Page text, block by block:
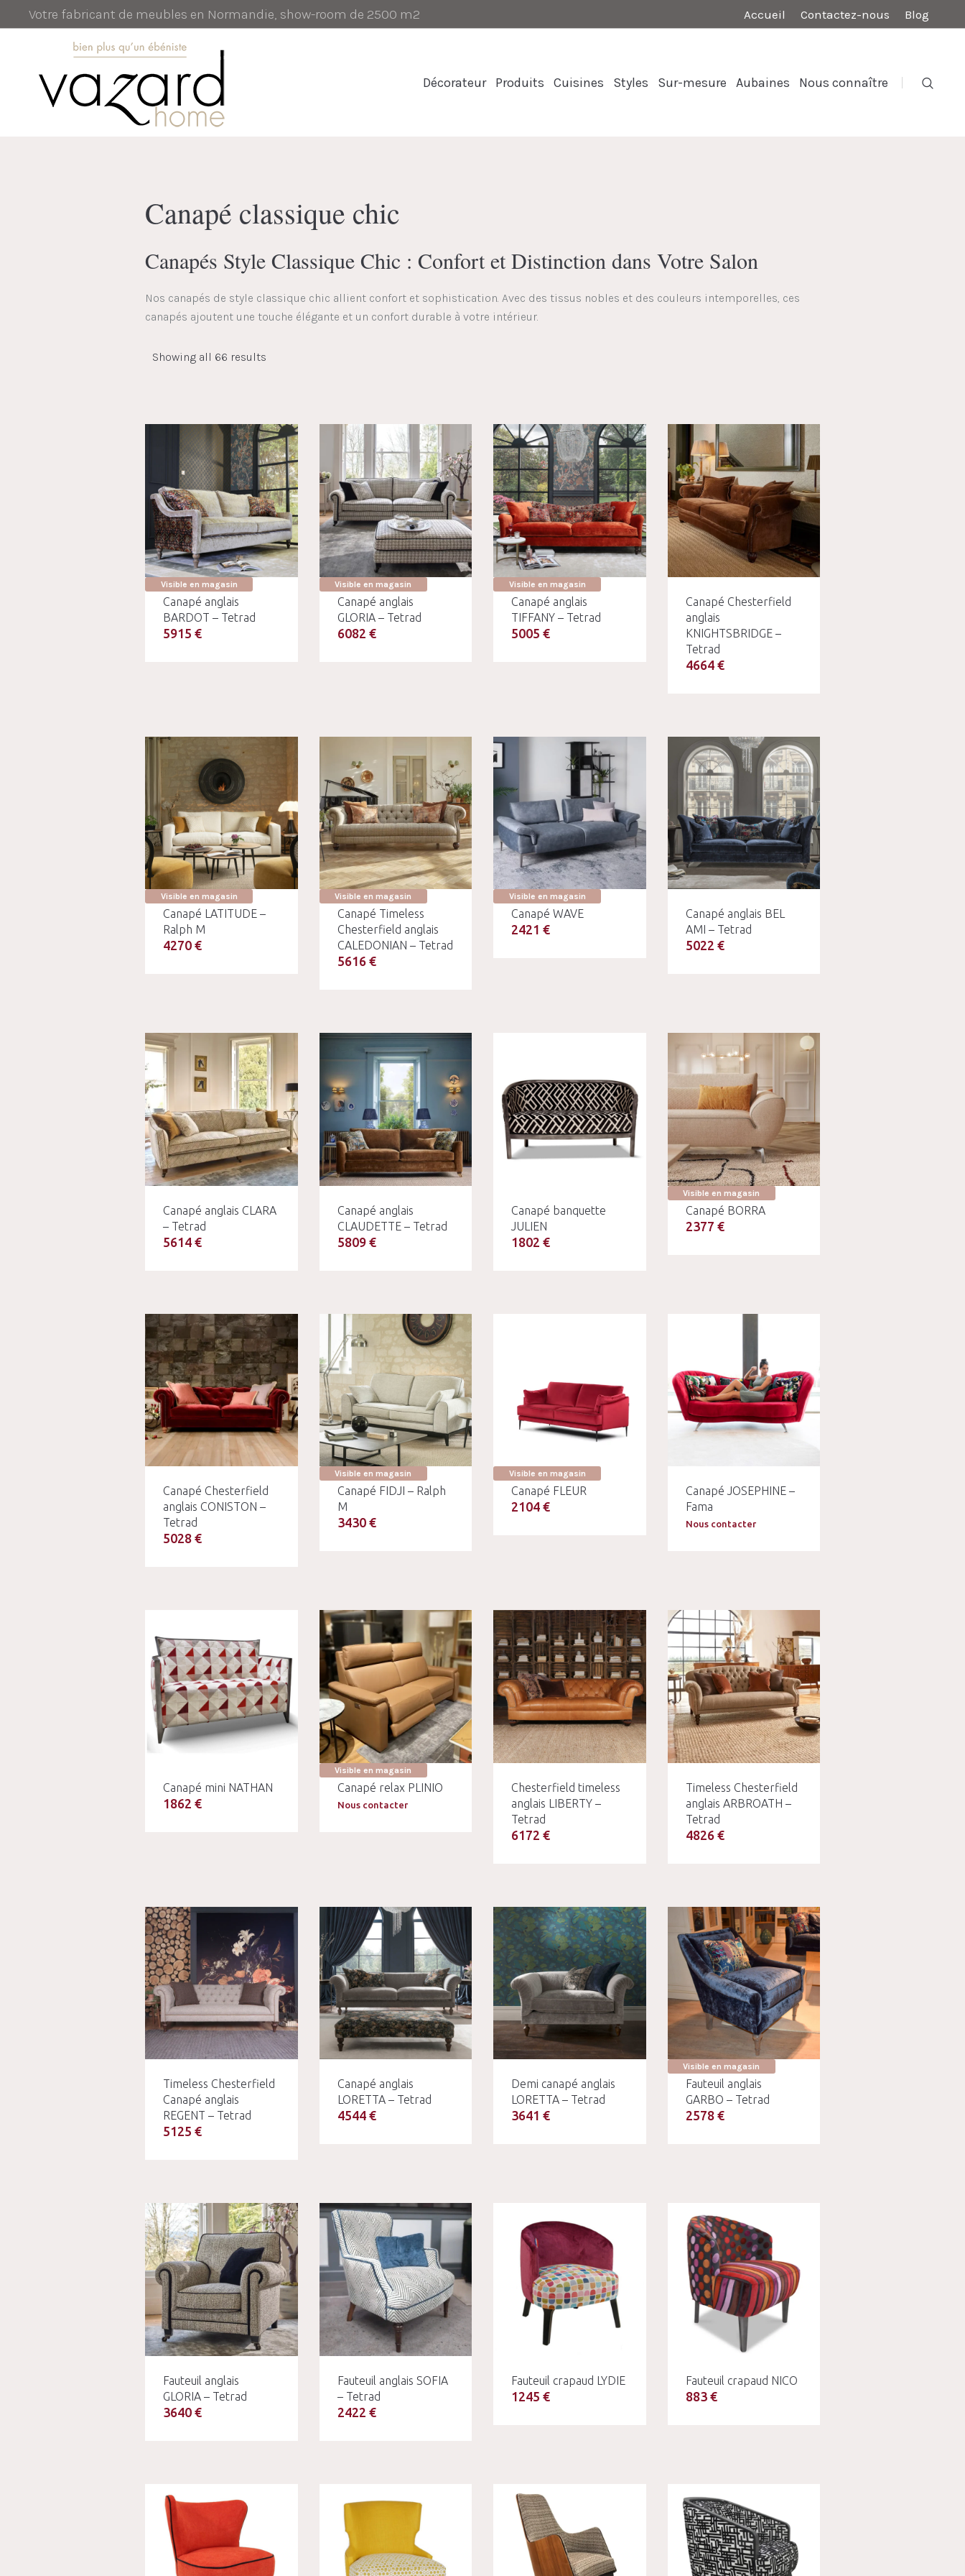
Accueil Contactez-nous Blog
Votre fabricant de meubles en Normandie, show-room de 2500 m2
Décorateur Produits Cuisines Styles Sur-mesure Aubaines Nous connaître
Canapé classique chic
Canapés Style Classique Chic : Confort et Distinction dans Votre Salon
Nos canapés de style classique chic allient confort et sophistication. Avec des tissus nobles et des couleurs intemporelles, ces
canapés ajoutent une touche élégante et un confort durable à votre intérieur.
Showing all 66 results
Visible en magasin
Canapé anglais
BARDOT – Tetrad
5915 €
Visible en magasin
Canapé anglais
GLORIA – Tetrad
6082 €
Visible en magasin
Canapé anglais
TIFFANY – Tetrad
5005 €
Canapé Chesterfield
anglais
KNIGHTSBRIDGE –
Tetrad
4664 €
Visible en magasin
Canapé LATITUDE –
Ralph M
4270 €
Visible en magasin
Canapé Timeless
Chesterfield anglais
CALEDONIAN – Tetrad
5616 €
Visible en magasin
Canapé WAVE
2421 €
Canapé anglais BEL
AMI – Tetrad
5022 €
Canapé anglais CLARA
– Tetrad
5614 €
Canapé anglais
CLAUDETTE – Tetrad
5809 €
Canapé banquette
JULIEN
1802 €
Visible en magasin
Canapé BORRA
2377 €
Canapé Chesterfield
anglais CONISTON –
Tetrad
5028 €
Visible en magasin
Canapé FIDJI – Ralph
M
3430 €
Visible en magasin
Canapé FLEUR
2104 €
Canapé JOSEPHINE –
Fama
Nous contacter
Canapé mini NATHAN
1862 €
Visible en magasin
Canapé relax PLINIO
Nous contacter
Chesterfield timeless
anglais LIBERTY –
Tetrad
6172 €
Timeless Chesterfield
anglais ARBROATH –
Tetrad
4826 €
Timeless Chesterfield
Canapé anglais
REGENT – Tetrad
5125 €
Canapé anglais
LORETTA – Tetrad
4544 €
Demi canapé anglais
LORETTA – Tetrad
3641 €
Visible en magasin
Fauteuil anglais
GARBO – Tetrad
2578 €
Fauteuil anglais
GLORIA – Tetrad
3640 €
Fauteuil anglais SOFIA
– Tetrad
2422 €
Fauteuil crapaud LYDIE
1245 €
Fauteuil crapaud NICO
883 €